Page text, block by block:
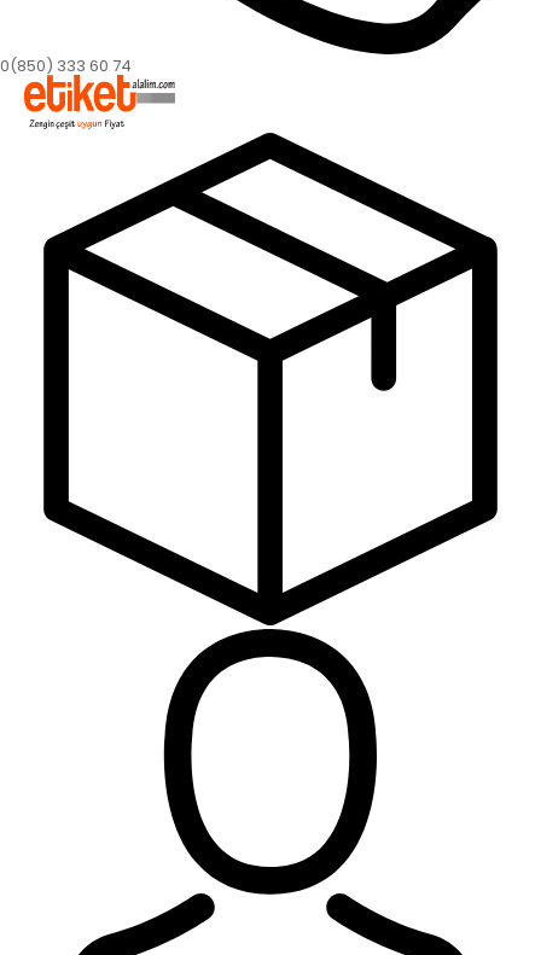
0(850) 333 60 74